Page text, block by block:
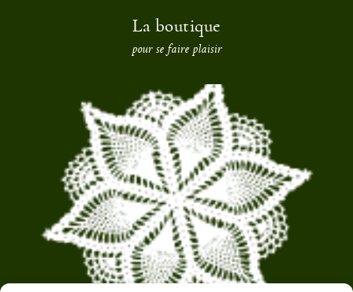
La boutique
pour se faire plaisir